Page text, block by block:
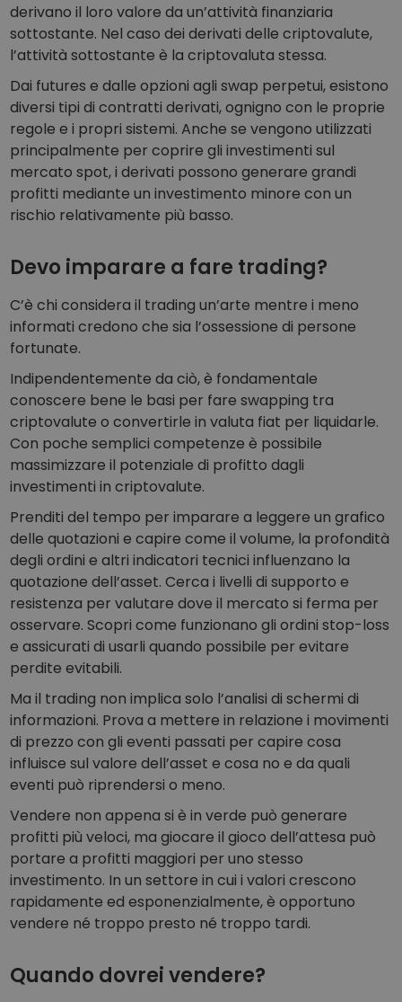
derivano il loro valore da un’attività finanziaria
sottostante. Nel caso dei derivati delle criptovalute,
l’attività sottostante è la criptovaluta stessa.
Dai futures e dalle opzioni agli swap perpetui, esistono
diversi tipi di contratti derivati, ognigno con le proprie
regole e i propri sistemi. Anche se vengono utilizzati
principalmente per coprire gli investimenti sul
mercato spot, i derivati possono generare grandi
profitti mediante un investimento minore con un
rischio relativamente più basso.
Devo imparare a fare trading?
C’è chi considera il trading un’arte mentre i meno
informati credono che sia l’ossessione di persone
fortunate.
Indipendentemente da ciò, è fondamentale
conoscere bene le basi per fare swapping tra
criptovalute o convertirle in valuta fiat per liquidarle.
Con poche semplici competenze è possibile
massimizzare il potenziale di profitto dagli
investimenti in criptovalute.
Prenditi del tempo per imparare a leggere un grafico
delle quotazioni e capire come il volume, la profondità
degli ordini e altri indicatori tecnici influenzano la
quotazione dell’asset. Cerca i livelli di supporto e
resistenza per valutare dove il mercato si ferma per
osservare. Scopri come funzionano gli ordini stop-loss
e assicurati di usarli quando possibile per evitare
perdite evitabili.
Ma il trading non implica solo l’analisi di schermi di
informazioni. Prova a mettere in relazione i movimenti
di prezzo con gli eventi passati per capire cosa
influisce sul valore dell’asset e cosa no e da quali
eventi può riprendersi o meno.
Vendere non appena si è in verde può generare
profitti più veloci, ma giocare il gioco dell’attesa può
portare a profitti maggiori per uno stesso
investimento. In un settore in cui i valori crescono
rapidamente ed esponenzialmente, è opportuno
vendere né troppo presto né troppo tardi.
Quando dovrei vendere?